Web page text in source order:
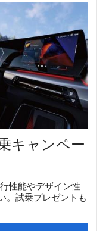
キャンペー
性能やデザイン性
。試乗プレゼントも